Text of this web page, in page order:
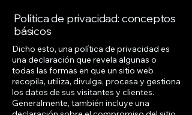
Política de privacidad: conceptos
básicos
Dicho esto, una política de privacidad es
una declaración que revela algunas o
todas las formas en que un sitio web
recopila, utiliza, divulga, procesa y gestiona
los datos de sus visitantes y clientes.
Generalmente, también incluye una